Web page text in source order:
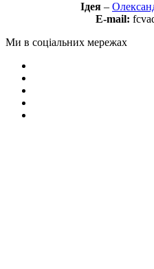
Ідея –
E-mail:
Ми в соціальних мережах